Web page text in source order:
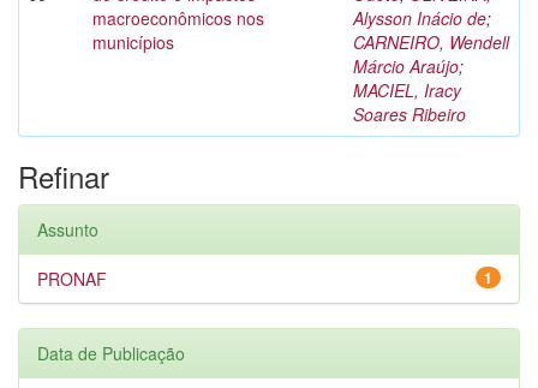
macroeconômicos nos
municípios
Alysson Inácio de;
CARNEIRO, Wendell
Márcio Araújo;
MACIEL, Iracy
Soares Ribeiro
Refinar
Assunto
1
PRONAF
Data de Publicação